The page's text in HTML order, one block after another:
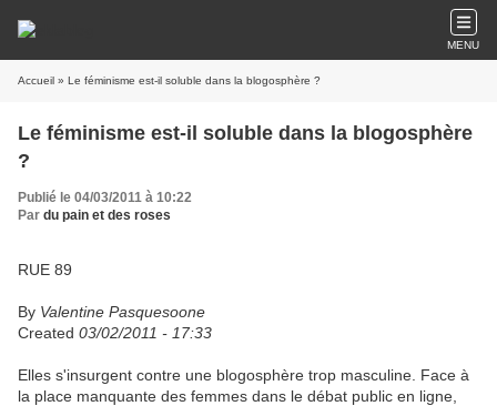
MENU
Accueil » Le féminisme est-il soluble dans la blogosphère ?
Le féminisme est-il soluble dans la blogosphère
?
Publié le 04/03/2011 à 10:22
Par du pain et des roses
RUE 89
By Valentine Pasquesoone
Created 03/02/2011 - 17:33
Elles s'insurgent contre une blogosphère trop masculine. Face à
la place manquante des femmes dans le débat public en ligne,